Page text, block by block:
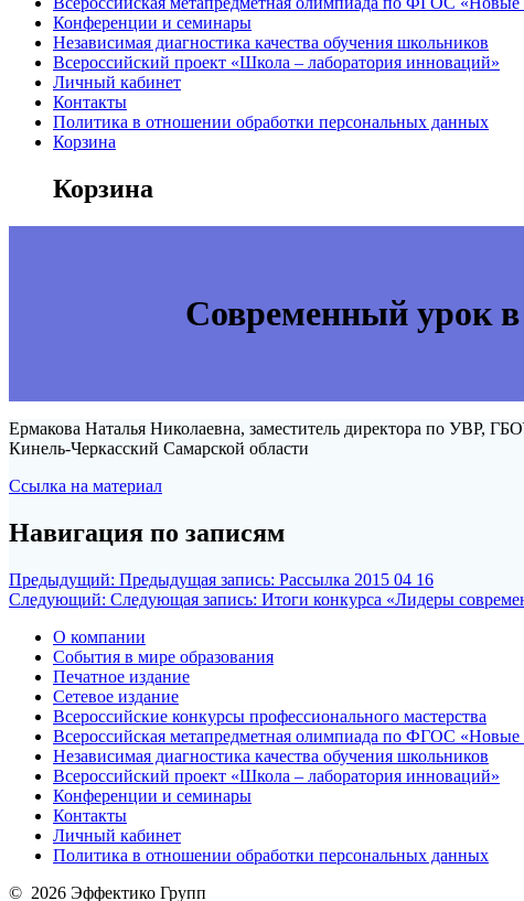
Конференции и семинары
Независимая диагностика качества обучения школьников
Всероссийский проект «Школа – лаборатория инноваций»
Личный кабинет
Контакты
Политика в отношении обработки персональных данных
Корзина
Корзина
Современный урок в
Ермакова Наталья Николаевна, заместитель директора по УВР,
Кинель-Черкасский Самарской области
Ссылка на материал
Навигация по записям
Предыдущий: Предыдущая запись: Рассылка 2015 04 16
Следующий: Следующая запись: Итоги конкурса «Лидеры
О компании
События в мире образования
Печатное издание
Сетевое издание
Всероссийские конкурсы профессионального мастерства
Всероссийская метапредметная олимпиада по ФГОС «Новые
Независимая диагностика качества обучения школьников
Всероссийский проект «Школа – лаборатория инноваций»
Конференции и семинары
Контакты
Личный кабинет
Политика в отношении обработки персональных данных
© 2026 Эффектико Групп